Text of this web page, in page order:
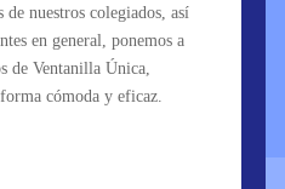
de nuestros colegiados, así
en general, ponemos a
de Ventanilla Única,
cómoda y eficaz.